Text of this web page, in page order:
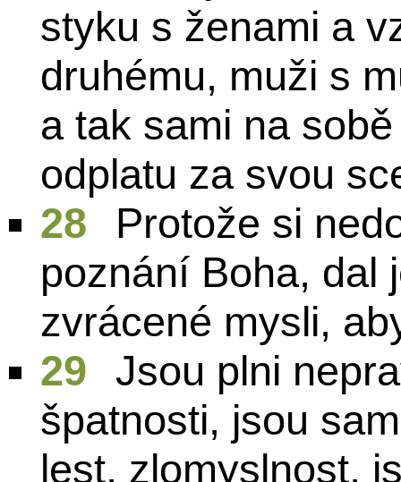
styku s ženami a
druhému, muži s
a tak sami na
odplatu za svou
28
Protože si
poznání Boha, dal
zvrácené mysli,
29
Jsou plni
špatnosti, jsou
lest, zlomyslnost,